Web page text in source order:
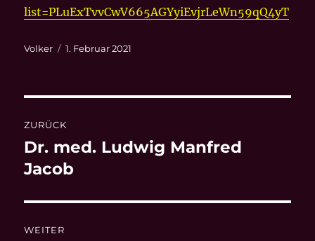
list=PLuExTvvCwV665AGYyiEvjrLeWn59qQ4yT
Autor
Volker
Veröffentlicht
1. Februar 2021
ZURÜCK
Vorheriger
Beitrag:
Dr. med. Ludwig Manfred
Jacob
WEITER